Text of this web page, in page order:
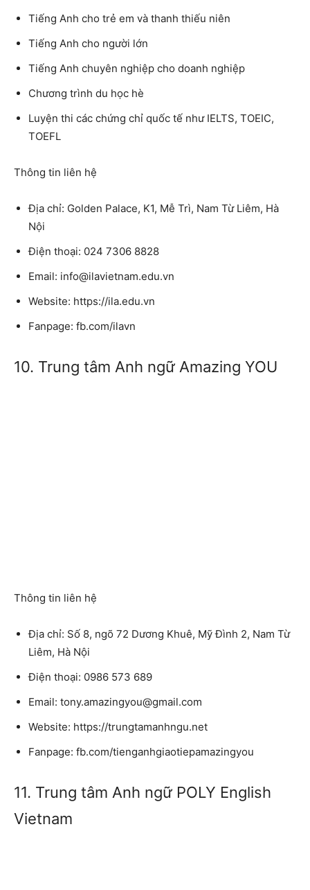
Tiếng Anh cho trẻ em và thanh thiếu niên
Tiếng Anh cho người lớn
Tiếng Anh chuyên nghiệp cho doanh nghiệp
Chương trình du học hè
Luyện thi các chứng chỉ quốc tế như IELTS, TOEIC,
TOEFL
Thông tin liên hệ
Địa chỉ: Golden Palace, K1, Mễ Trì, Nam Từ Liêm, Hà
Nội
Điện thoại: 024 7306 8828
Email: info@ilavietnam.edu.vn
Website: https://ila.edu.vn
Fanpage: fb.com/ilavn
10. Trung tâm Anh ngữ Amazing YOU
Thông tin liên hệ
Địa chỉ: Số 8, ngõ 72 Dương Khuê, Mỹ Đình 2, Nam Từ
Liêm, Hà Nội
Điện thoại: 0986 573 689
Email: tony.amazingyou@gmail.com
Website: https://trungtamanhngu.net
Fanpage: fb.com/tienganhgiaotiepamazingyou
11. Trung tâm Anh ngữ POLY English
Vietnam